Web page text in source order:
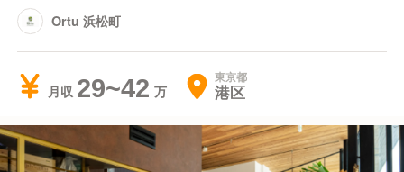
Ortu 浜松町
月収 29~42 東京都
港区